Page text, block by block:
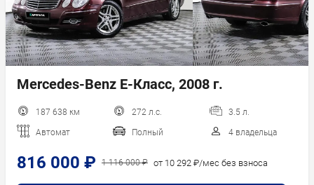
Пробег
Год новее
Год старше
Mercedes-Benz E-Класс, 2008 г.
187 638 км 272 л.с. 3.5 л.
Автомат Полный 4 владельца
816 000 ₽ 1 116 000 ₽ от 10 292 ₽/мес без взноса